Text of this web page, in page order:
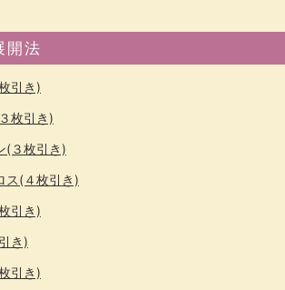
開法
引き)
枚引き)
(３枚引き)
ス(４枚引き)
引き)
き)
引き)